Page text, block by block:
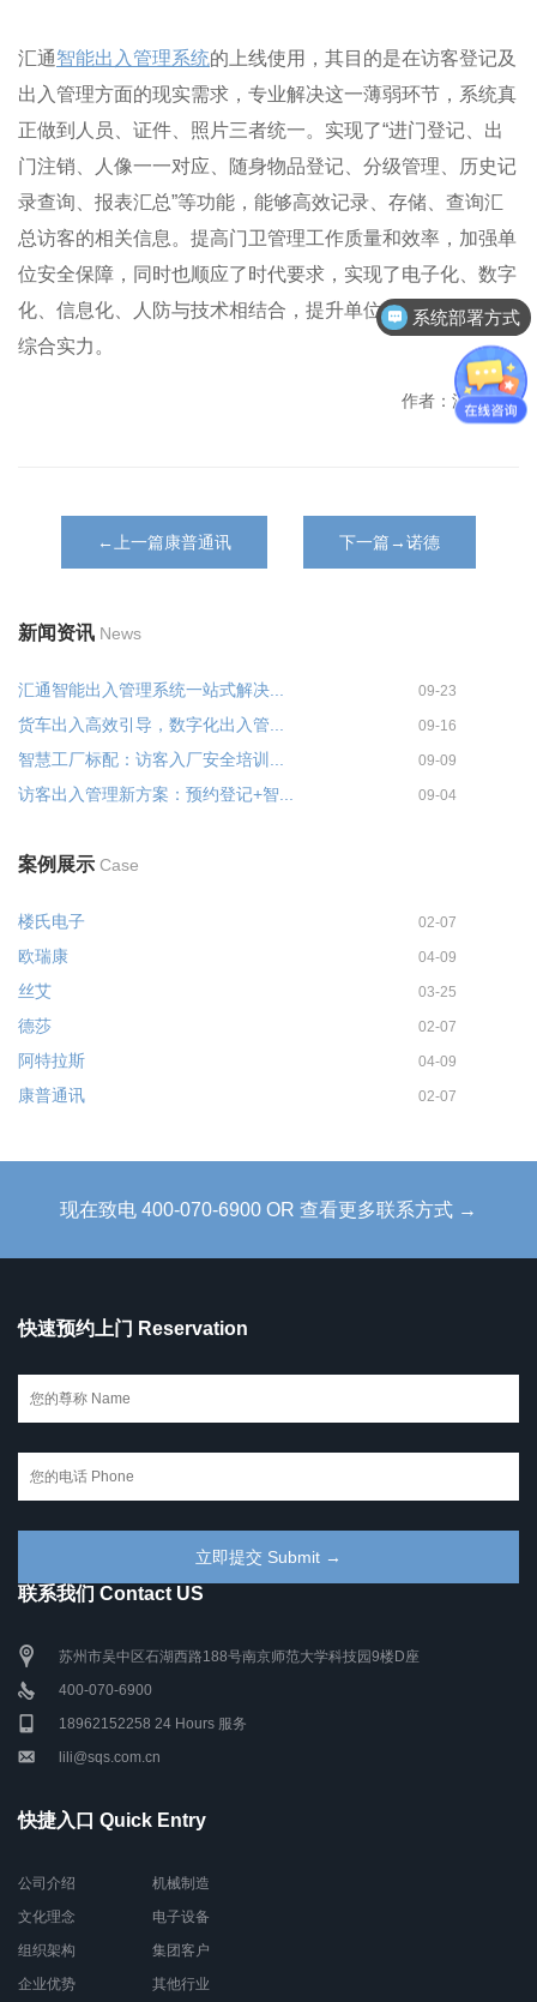
汇通智能出入管理系统的上线使用，其目的是在访客登记及
出入管理方面的现实需求，专业解决这一薄弱环节，系统真
正做到人员、证件、照片三者统一。实现了“进门登记、出
门注销、人像一一对应、随身物品登记、分级管理、历史记
录查询、报表汇总”等功能，能够高效记录、存储、查询汇
总访客的相关信息。提高门卫管理工作质量和效率，加强单
位安全保障，同时也顺应了时代要求，实现了电子化、数字
化、信息化、人防与技术相结合，提升单位信息办公形象和
综合实力。
作者：汇通科技
←上一篇康普通讯 下一篇→诺德
新闻资讯 News
汇通智能出入管理系统一站式解决... 09-23
货车出入高效引导，数字化出入管... 09-16
智慧工厂标配：访客入厂安全培训... 09-09
访客出入管理新方案：预约登记+智... 09-04
案例展示 Case
楼氏电子 02-07
欧瑞康 04-09
丝艾 03-25
德莎 02-07
阿特拉斯 04-09
康普通讯 02-07
现在致电 400-070-6900 OR 查看更多联系方式 →
快速预约上门 Reservation
联系我们 Contact US
苏州市吴中区石湖西路188号南京师范大学科技园9楼D座
400-070-6900
18962152258 24 Hours 服务
lili@sqs.com.cn
快捷入口 Quick Entry
公司介绍
文化理念
组织架构
企业优势
机械制造
电子设备
集团客户
其他行业
系统部署方式
客户案例分享